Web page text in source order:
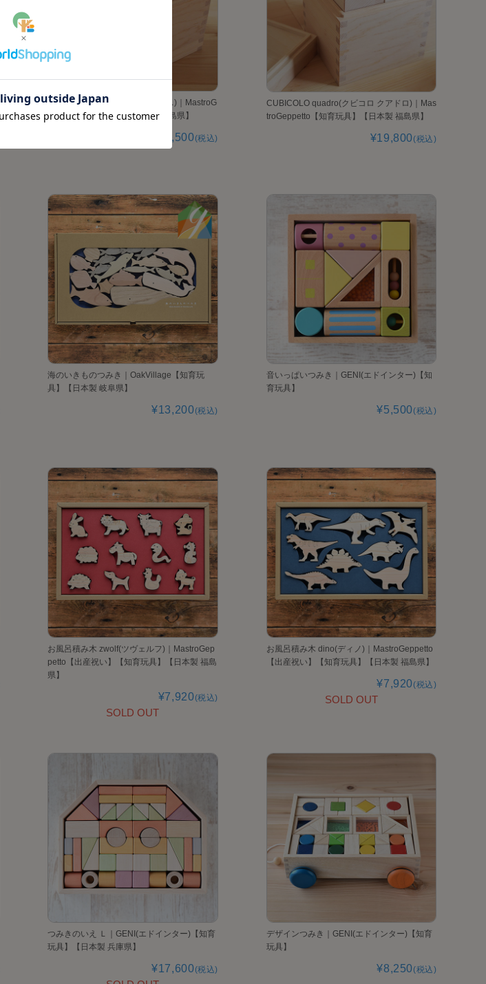
CUBICOLO base(クビコロ ベース)｜MastroG
eppetto【知育玩具】【日本製 福島県】
¥16,500(税込)
CUBICOLO quadro(クビコロ クアドロ)｜Mas
troGeppetto【知育玩具】【日本製 福島県】
¥19,800(税込)
海のいきものつみき｜OakVillage【知育玩
具】【日本製 岐阜県】
¥13,200(税込)
音いっぱいつみき｜GENI(エドインター)【知
育玩具】
¥5,500(税込)
お風呂積み木 zwolf(ツヴェルフ)｜MastroGep
petto【出産祝い】【知育玩具】【日本製 福島
県】
¥7,920(税込)
SOLD OUT
お風呂積み木 dino(ディノ)｜MastroGeppetto
【出産祝い】【知育玩具】【日本製 福島県】
¥7,920(税込)
SOLD OUT
つみきのいえ Ｌ｜GENI(エドインター)【知育
玩具】【日本製 兵庫県】
¥17,600(税込)
デザインつみき｜GENI(エドインター)【知育
玩具】
¥8,250(税込)